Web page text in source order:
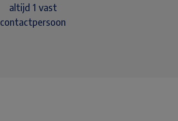
altijd 1 vast
contactpersoon